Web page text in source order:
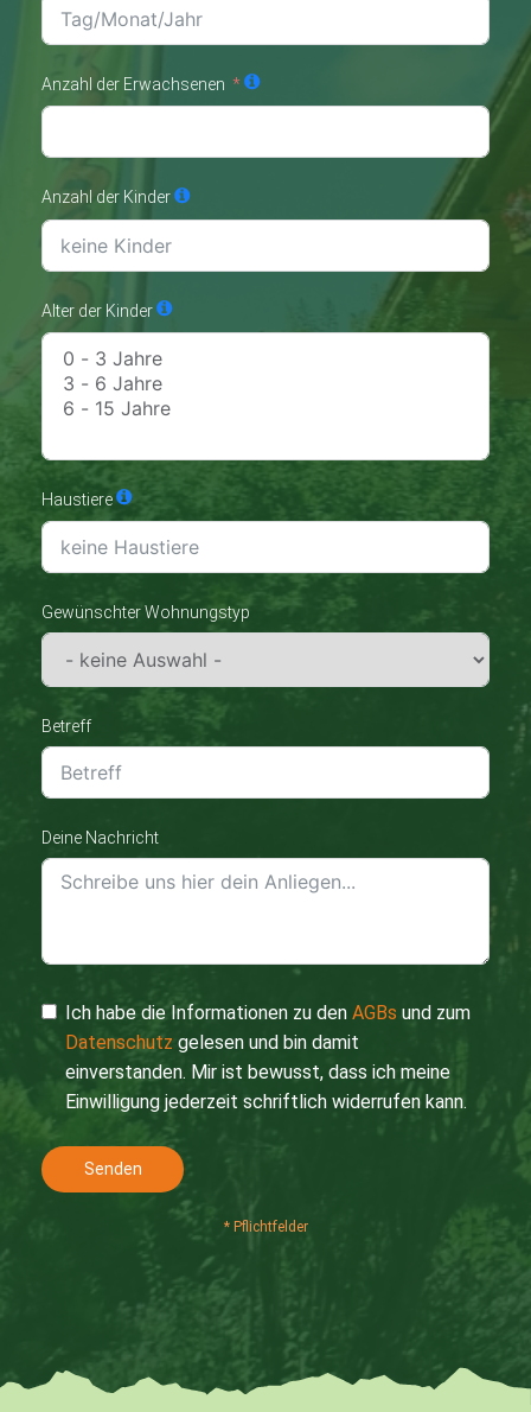
Anzahl der Erwachsenen
Anzahl der Kinder
Alter der Kinder
Haustiere
Gewünschter Wohnungstyp
Betreff
Deine Nachricht
Ich habe die Informationen zu den AGBs und zum
Datenschutz gelesen und bin damit
einverstanden. Mir ist bewusst, dass ich meine
Einwilligung jederzeit schriftlich widerrufen kann.
Senden
* Pflichtfelder